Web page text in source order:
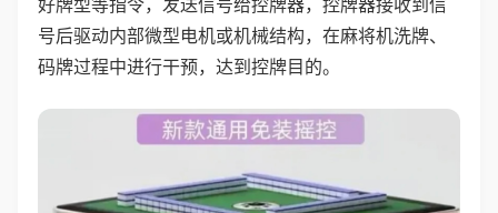
好牌型等指令，发送信号给控牌器，控牌器接收到信
号后驱动内部微型电机或机械结构，在麻将机洗牌、
码牌过程中进行干预，达到控牌目的。